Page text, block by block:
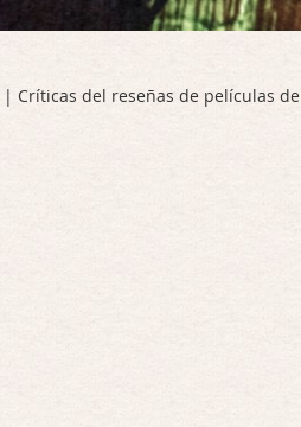
| Críticas del reseñas de películas de